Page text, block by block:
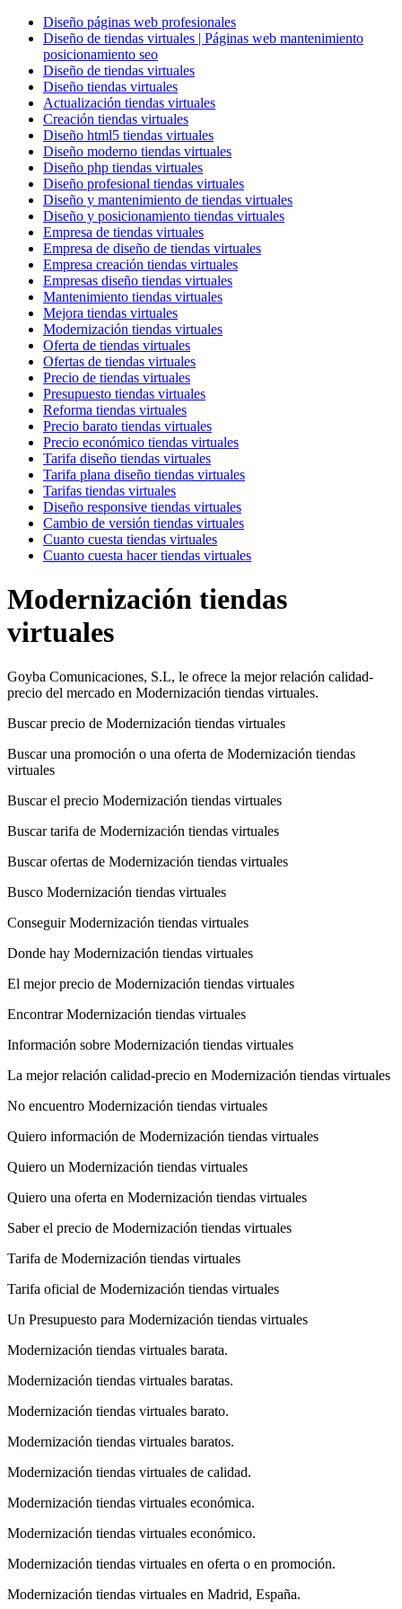
Diseño páginas web profesionales
Diseño de tiendas virtuales | Páginas web mantenimiento
posicionamiento seo
Diseño de tiendas virtuales
Diseño tiendas virtuales
Actualización tiendas virtuales
Creación tiendas virtuales
Diseño html5 tiendas virtuales
Diseño moderno tiendas virtuales
Diseño php tiendas virtuales
Diseño profesional tiendas virtuales
Diseño y mantenimiento de tiendas virtuales
Diseño y posicionamiento tiendas virtuales
Empresa de tiendas virtuales
Empresa de diseño de tiendas virtuales
Empresa creación tiendas virtuales
Empresas diseño tiendas virtuales
Mantenimiento tiendas virtuales
Mejora tiendas virtuales
Modernización tiendas virtuales
Oferta de tiendas virtuales
Ofertas de tiendas virtuales
Precio de tiendas virtuales
Presupuesto tiendas virtuales
Reforma tiendas virtuales
Precio barato tiendas virtuales
Precio económico tiendas virtuales
Tarifa diseño tiendas virtuales
Tarifa plana diseño tiendas virtuales
Tarifas tiendas virtuales
Diseño responsive tiendas virtuales
Cambio de versión tiendas virtuales
Cuanto cuesta tiendas virtuales
Cuanto cuesta hacer tiendas virtuales
Modernización tiendas
virtuales
Goyba Comunicaciones, S.L, le ofrece la mejor relación calidad-
precio del mercado en Modernización tiendas virtuales.
Buscar precio de Modernización tiendas virtuales
Buscar una promoción o una oferta de Modernización tiendas
virtuales
Buscar el precio Modernización tiendas virtuales
Buscar tarifa de Modernización tiendas virtuales
Buscar ofertas de Modernización tiendas virtuales
Busco Modernización tiendas virtuales
Conseguir Modernización tiendas virtuales
Donde hay Modernización tiendas virtuales
El mejor precio de Modernización tiendas virtuales
Encontrar Modernización tiendas virtuales
Información sobre Modernización tiendas virtuales
La mejor relación calidad-precio en Modernización tiendas virtuales
No encuentro Modernización tiendas virtuales
Quiero información de Modernización tiendas virtuales
Quiero un Modernización tiendas virtuales
Quiero una oferta en Modernización tiendas virtuales
Saber el precio de Modernización tiendas virtuales
Tarifa de Modernización tiendas virtuales
Tarifa oficial de Modernización tiendas virtuales
Un Presupuesto para Modernización tiendas virtuales
Modernización tiendas virtuales barata.
Modernización tiendas virtuales baratas.
Modernización tiendas virtuales barato.
Modernización tiendas virtuales baratos.
Modernización tiendas virtuales de calidad.
Modernización tiendas virtuales económica.
Modernización tiendas virtuales económico.
Modernización tiendas virtuales en oferta o en promoción.
Modernización tiendas virtuales en Madrid, España.